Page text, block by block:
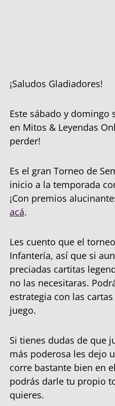
¡Saludos Gladiadores!
Este sábado y domingo
en Mitos & Leyendas
perder!
Es el gran Torneo de
inicio a la temporada
¡Con premios
acá.
Les cuento que el
Infantería, así que si
preciadas cartitas
no las necesitaras.
estrategia con las
juego.
Si tienes dudas de que
más poderosa les dejo
corre bastante bien en
podrás darle tu propio
quieres.